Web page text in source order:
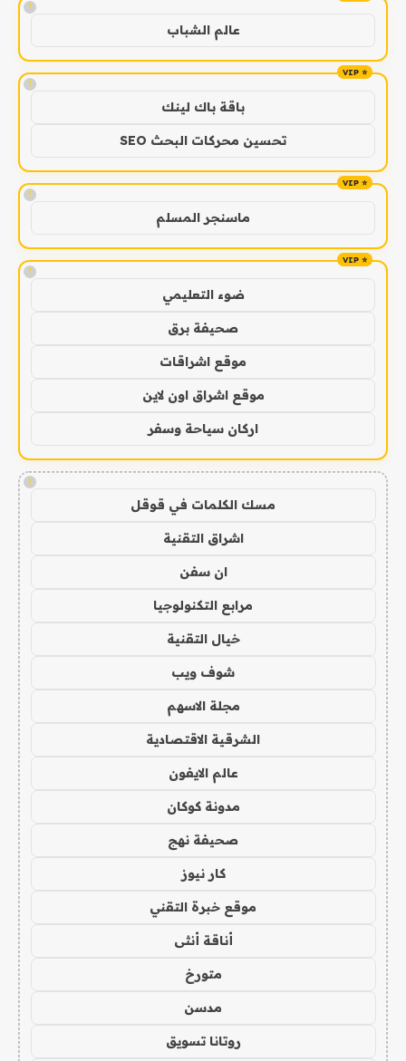
!
عالم الشباب
!
باقة باك لينك
تحسين محركات البحث SEO
!
ماسنجر المسلم
!
ضوء التعليمي
صحيفة برق
موقع اشراقات
موقع اشراق اون لاين
اركان سياحة وسفر
!
مسك الكلمات في قوقل
اشراق التقنية
ان سفن
مرابع التكنولوجيا
خيال التقنية
شوف ويب
مجلة الاسهم
الشرقية الاقتصادية
عالم الايفون
مدونة كوكان
صحيفة نهج
كار نيوز
موقع خبرة التقني
أناقة أنثى
متورخ
مدسن
روتانا تسويق